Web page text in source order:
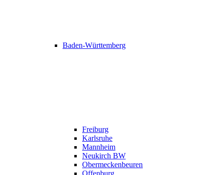
Baden-Württemberg
Freiburg
Karlsruhe
Mannheim
Neukirch BW
Obermeckenbeuren
Offenburg